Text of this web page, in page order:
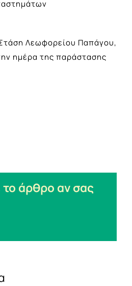
Λεωφορείου Παπάγου,
ημέρα της παράστασης
το άρθρο αν σας